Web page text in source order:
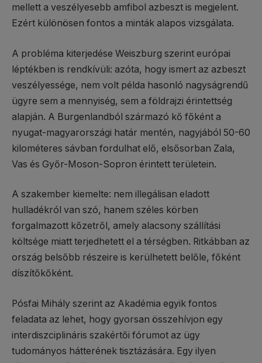
mellett a veszélyesebb amfibol azbeszt is megjelent.
Ezért különösen fontos a minták alapos vizsgálata.
A probléma kiterjedése Weiszburg szerint európai
léptékben is rendkívüli: azóta, hogy ismert az azbeszt
veszélyessége, nem volt példa hasonló nagyságrendű
ügyre sem a mennyiség, sem a földrajzi érintettség
alapján. A Burgenlandból származó kő főként a
nyugat-magyarországi határ mentén, nagyjából 50-60
kilométeres sávban fordulhat elő, elsősorban Zala,
Vas és Győr-Moson-Sopron érintett területein.
A szakember kiemelte: nem illegálisan eladott
hulladékról van szó, hanem széles körben
forgalmazott kőzetről, amely alacsony szállítási
költsége miatt terjedhetett el a térségben. Ritkábban az
ország belsőbb részeire is kerülhetett belőle, főként
díszítőkőként.
Pósfai Mihály szerint az Akadémia egyik fontos
feladata az lehet, hogy gyorsan összehívjon egy
interdiszciplináris szakértői fórumot az ügy
tudományos hátterének tisztázására. Egy ilyen